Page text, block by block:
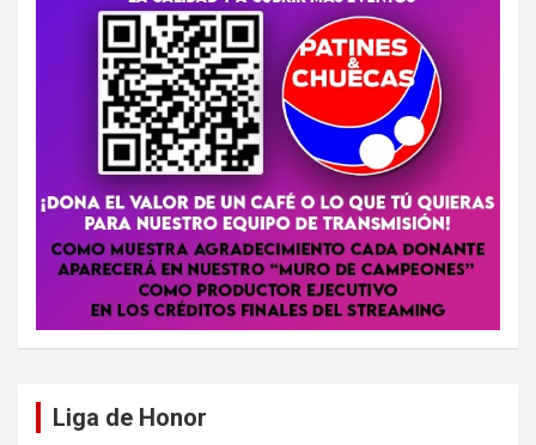
Liga de Honor